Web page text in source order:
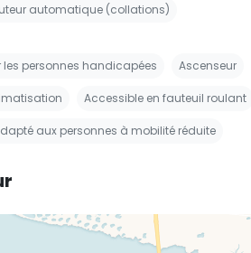
automatique (collations)
les personnes handicapées Ascenseur
Accessible en fauteuil roulant
aux personnes à mobilité réduite